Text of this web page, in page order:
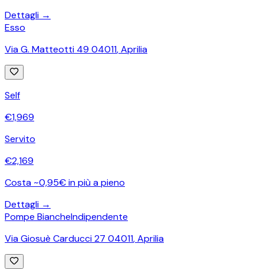
Dettagli →
Esso
Via G. Matteotti 49 04011,Aprilia
Self
€1,969
Servito
€2,169
Costa ~0,95€ in più a pieno
Dettagli →
Pompe BiancheIndipendente
Via Giosuè Carducci 27 04011,Aprilia